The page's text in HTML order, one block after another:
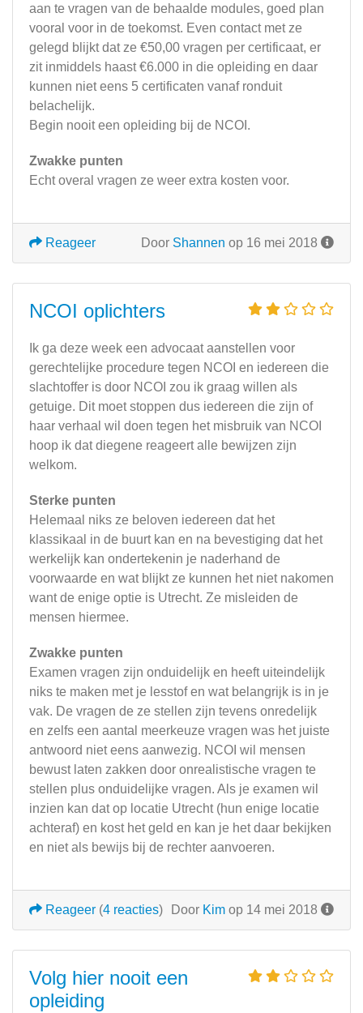
aan te vragen van de behaalde modules, goed plan
vooral voor in de toekomst. Even contact met ze
gelegd blijkt dat ze €50,00 vragen per certificaat, er
zit inmiddels haast €6.000 in die opleiding en daar
kunnen niet eens 5 certificaten vanaf ronduit
belachelijk.
Begin nooit een opleiding bij de NCOI.
Zwakke punten
Echt overal vragen ze weer extra kosten voor.
Door Shannen op 16 mei 2018
Reageer
NCOI oplichters
Ik ga deze week een advocaat aanstellen voor
gerechtelijke procedure tegen NCOI en iedereen die
slachtoffer is door NCOI zou ik graag willen als
getuige. Dit moet stoppen dus iedereen die zijn of
haar verhaal wil doen tegen het misbruik van NCOI
hoop ik dat diegene reageert alle bewijzen zijn
welkom.
Sterke punten
Helemaal niks ze beloven iedereen dat het
klassikaal in de buurt kan en na bevestiging dat het
werkelijk kan ondertekenin je naderhand de
voorwaarde en wat blijkt ze kunnen het niet nakomen
want de enige optie is Utrecht. Ze misleiden de
mensen hiermee.
Zwakke punten
Examen vragen zijn onduidelijk en heeft uiteindelijk
niks te maken met je lesstof en wat belangrijk is in je
vak. De vragen de ze stellen zijn tevens onredelijk
en zelfs een aantal meerkeuze vragen was het juiste
antwoord niet eens aanwezig. NCOI wil mensen
bewust laten zakken door onrealistische vragen te
stellen plus onduidelijke vragen. Als je examen wil
inzien kan dat op locatie Utrecht (hun enige locatie
achteraf) en kost het geld en kan je het daar bekijken
en niet als bewijs bij de rechter aanvoeren.
Door Kim op 14 mei 2018
Reageer (4 reacties)
Volg hier nooit een
opleiding